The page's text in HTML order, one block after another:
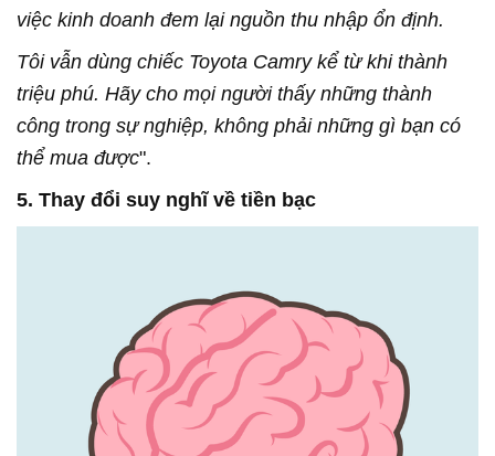
việc kinh doanh đem lại nguồn thu nhập ổn định.
Tôi vẫn dùng chiếc Toyota Camry kể từ khi thành
triệu phú. Hãy cho mọi người thấy những thành
công trong sự nghiệp, không phải những gì bạn có
thể mua được".
5. Thay đổi suy nghĩ về tiền bạc